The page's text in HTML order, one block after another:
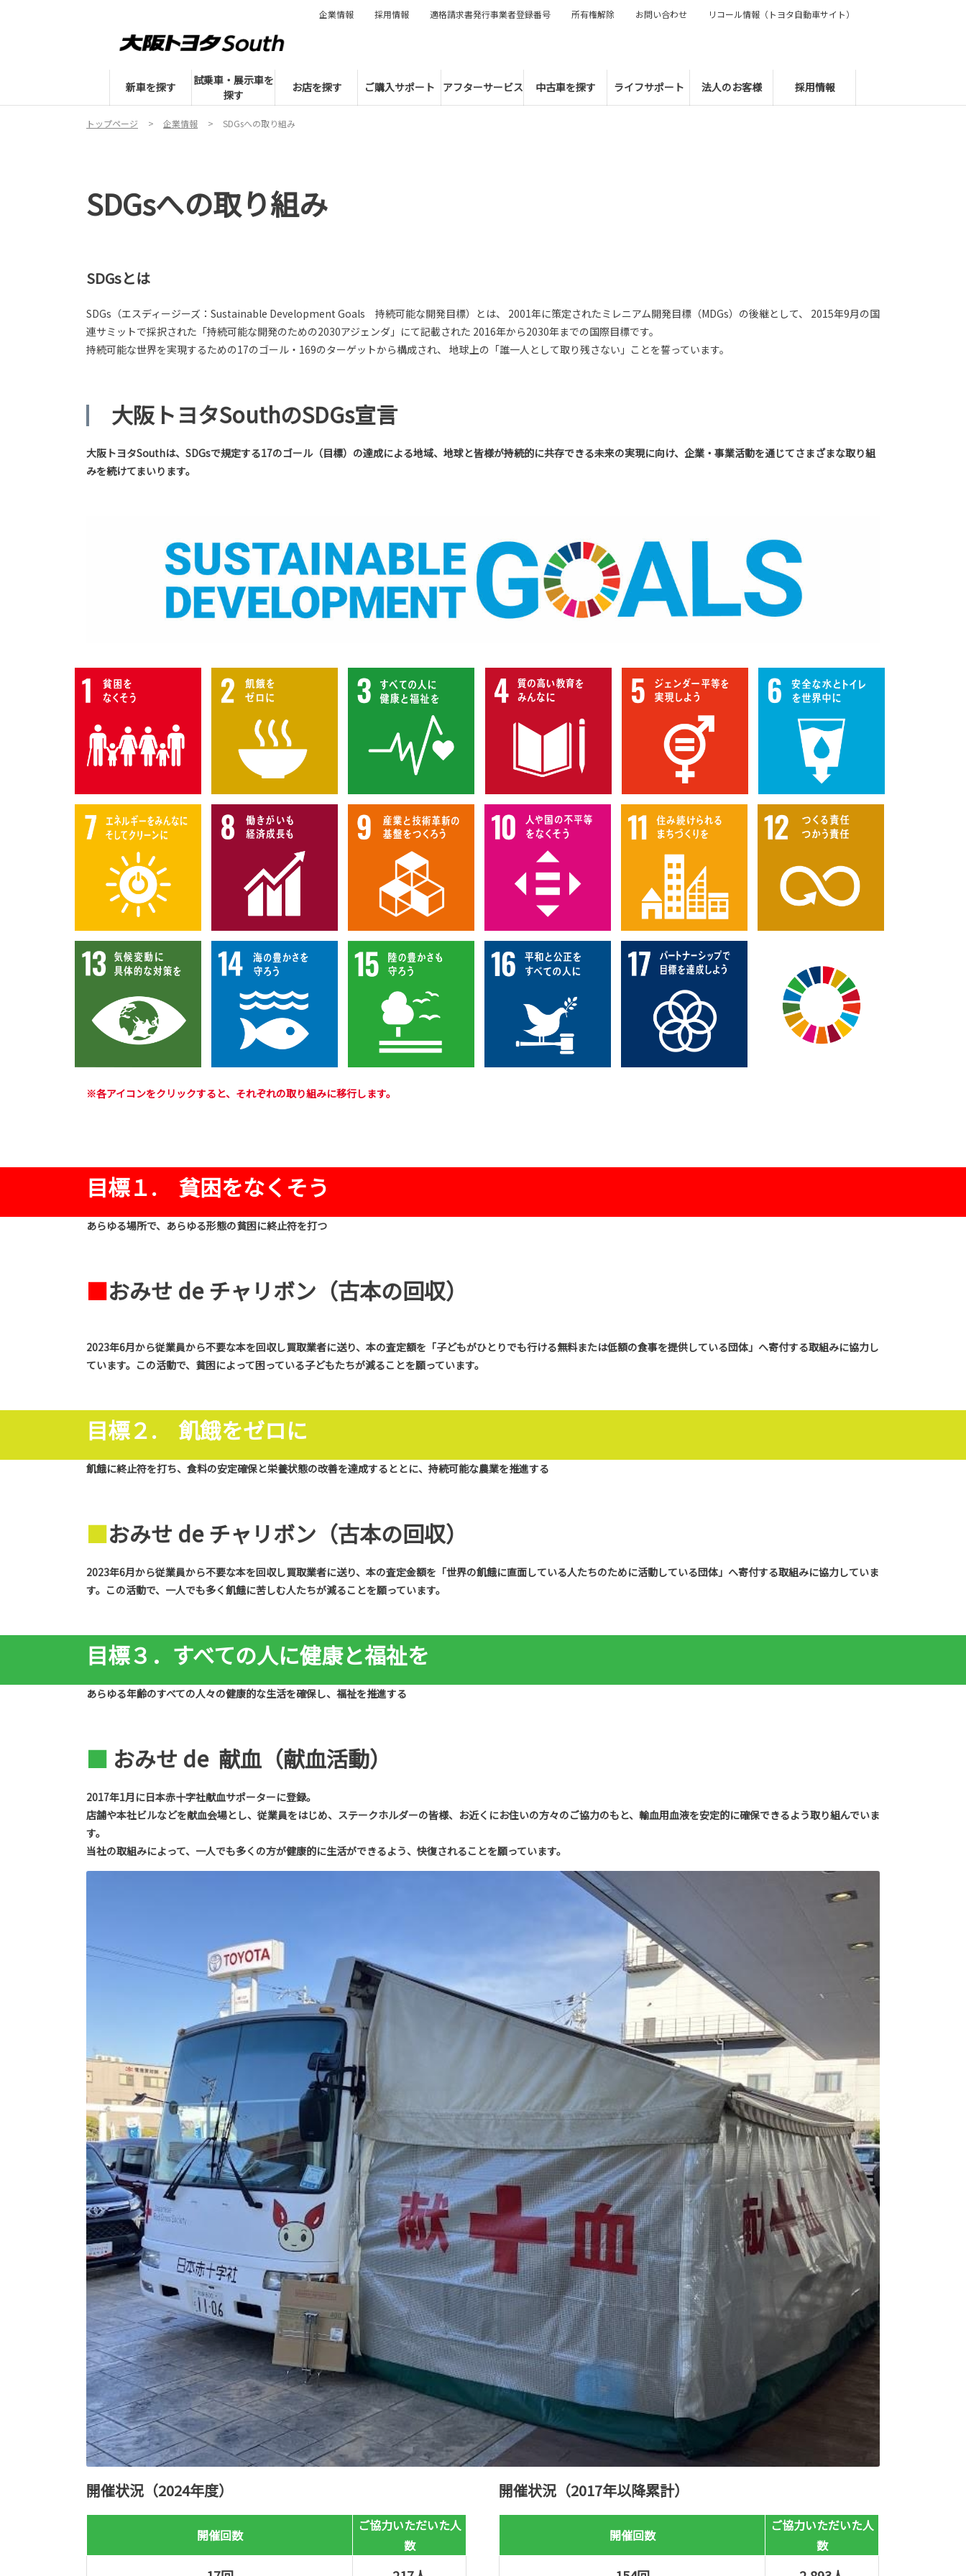
新車を探す
試乗車・展示車を
探す
お店を探す ご購入サポート アフターサービス 中古車を探す ライフサポート 法人のお客様 採用情報
企業情報 採用情報 適格請求書発行事業者登録番号 所有権解除 お問い合わせ リコール情報（トヨタ自動車サイト）
トップページ 企業情報 SDGsへの取り組み
SDGsへの取り組み
SDGsとは
SDGs（エスディージーズ：Sustainable Development Goals 持続可能な開発目標）とは、 2001年に策定されたミレニアム開発目標（MDGs）の後継として、 2015年9月の国
連サミットで採択された「持続可能な開発のための2030アジェンダ」にて記載された 2016年から2030年までの国際目標です。
持続可能な世界を実現するための17のゴール・169のターゲットから構成され、 地球上の「誰一人として取り残さない」ことを誓っています。
大阪トヨタSouthのSDGs宣言
大阪トヨタSouthは、SDGsで規定する17のゴール（目標）の達成による地域、地球と皆様が持続的に共存できる未来の実現に向け、企業・事業活動を通じてさまざまな取り組
みを続けてまいります。
※各アイコンをクリックすると、それぞれの取り組みに移行します。
目標１. 貧困をなくそう
あらゆる場所で、あらゆる形態の貧困に終止符を打つ
■おみせ de チャリボン（古本の回収）
2023年6月から従業員から不要な本を回収し買取業者に送り、本の査定額を「子どもがひとりでも行ける無料または低額の食事を提供している団体」へ寄付する取組みに協力し
ています。この活動で、貧困によって困っている子どもたちが減ることを願っています。
目標２. 飢餓をゼロに
飢餓に終止符を打ち、食料の安定確保と栄養状態の改善を達成するととに、持続可能な農業を推進する
■おみせ de チャリボン（古本の回収）
2023年6月から従業員から不要な本を回収し買取業者に送り、本の査定金額を「世界の飢餓に直面している人たちのために活動している団体」へ寄付する取組みに協力していま
す。この活動で、一人でも多く飢餓に苦しむ人たちが減ることを願っています。
目標３．すべての人に健康と福祉を
あらゆる年齢のすべての人々の健康的な生活を確保し、福祉を推進する
■ おみせ de 献血（献血活動）
2017年1月に日本赤十字社献血サポーターに登録。
店舗や本社ビルなどを献血会場とし、従業員をはじめ、ステークホルダーの皆様、お近くにお住いの方々のご協力のもと、輸血用血液を安定的に確保できるよう取り組んでいま
す。
当社の取組みによって、一人でも多くの方が健康的に生活ができるよう、快復されることを願っています。
開催状況（2024年度）
開催回数
ご協力いただいた人
数
開催状況（2017年以降累計）
開催回数
ご協力いただいた人
数